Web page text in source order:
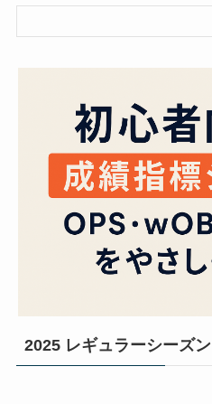
2025 レギュラーシーズン